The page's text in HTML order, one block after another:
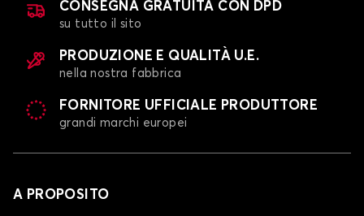
CONSEGNA GRATUITA CON DPD
su tutto il sito
PRODUZIONE E QUALITÀ U.E.
nella nostra fabbrica
FORNITORE UFFICIALE PRODUTTORE
grandi marchi europei
A PROPOSITO